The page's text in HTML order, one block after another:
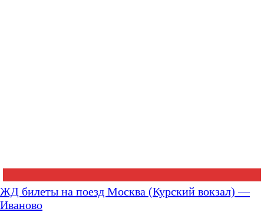
ЖД билеты на поезд Москва (Курский вокзал) —
Иваново